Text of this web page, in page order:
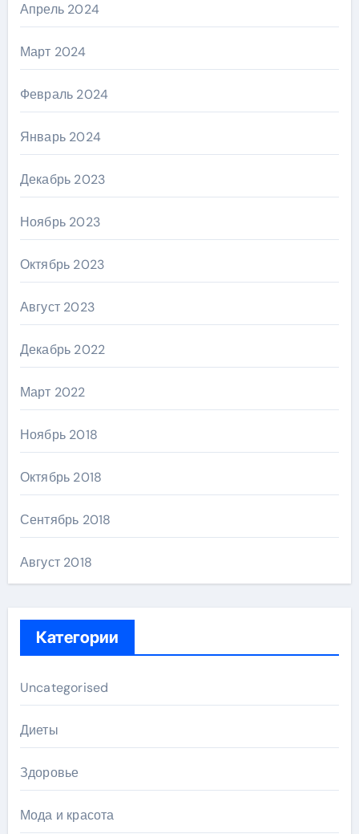
Апрель 2024
Март 2024
Февраль 2024
Январь 2024
Декабрь 2023
Ноябрь 2023
Октябрь 2023
Август 2023
Декабрь 2022
Март 2022
Ноябрь 2018
Октябрь 2018
Сентябрь 2018
Август 2018
Категории
Uncategorised
Диеты
Здоровье
Мода и красота